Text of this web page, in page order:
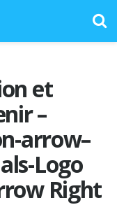
et
–
arrow–
Logo
Right